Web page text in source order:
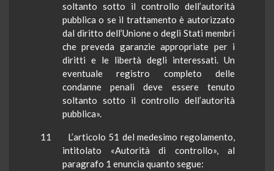
soltanto sotto il controllo dell’autorità
pubblica o se il trattamento è autorizzato
dal diritto dell’Unione o degli Stati membri
che preveda garanzie appropriate per i
diritti e le libertà degli interessati. Un
eventuale registro completo delle
condanne penali deve essere tenuto
soltanto sotto il controllo dell’autorità
pubblica».
11
L’articolo 51 del medesimo regolamento,
intitolato «Autorità di controllo», al
paragrafo 1 enuncia quanto segue: